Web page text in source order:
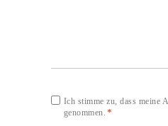
Einwilligung
Ich stimme zu, dass meine
genommen. *